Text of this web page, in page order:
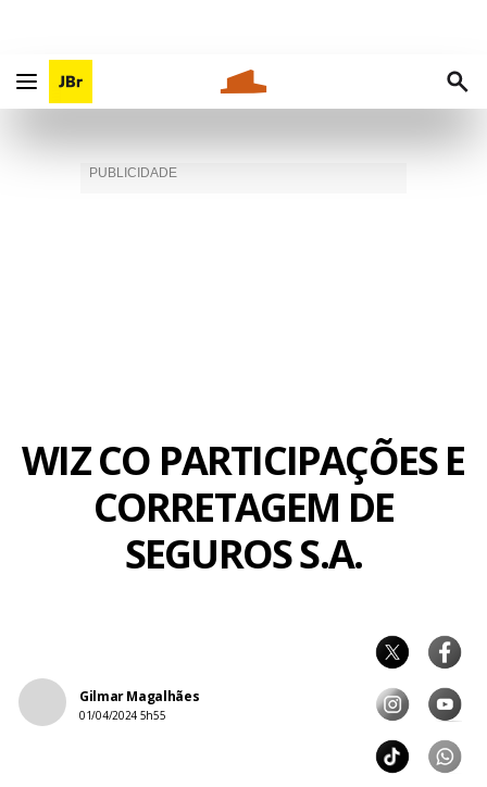
WIZ CO PARTICIPAÇÕES E
CORRETAGEM DE
SEGUROS S.A.
Gilmar Magalhães
01/04/2024 5h55